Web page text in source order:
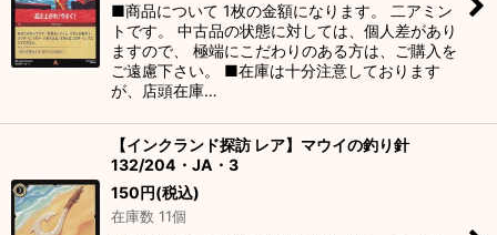
■商品について 1枚の金額になります。 二アミン
トです。 中古品の状態に対しては、個人差があり
ますので、 極端にこだわりのある方は、ご購入を
ご遠慮下さい。 ■在庫は十分注意しております
が、店頭在庫…
【インクランド探訪 レア】マウイの釣り針
132/204・JA・3
150円(税込)
在庫数 11個